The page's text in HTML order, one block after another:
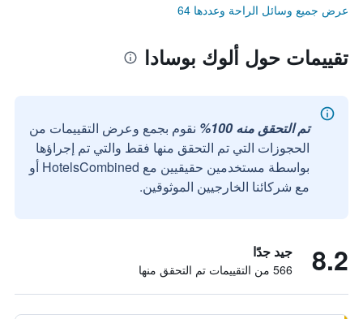
عرض جميع وسائل الراحة وعددها 64
تقييمات حول ألوك بوسادا
تم التحقق منه 100%
نقوم بجمع وعرض التقييمات من
الحجوزات التي تم التحقق منها فقط والتي تم إجراؤها
بواسطة مستخدمين حقيقيين مع HotelsCombined أو
مع شركائنا الخارجيين الموثوقين.
8.2 جيد جدًا
566 من التقييمات تم التحقق منها